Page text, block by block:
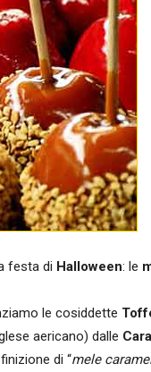
festa di Halloween: le
le cosiddette
aericano) dalle
di “mele